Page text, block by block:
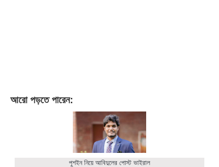
আরো পড়তে পারেন:
পুশইন নিয়ে আবিদুলের পোস্ট ভাইরাল